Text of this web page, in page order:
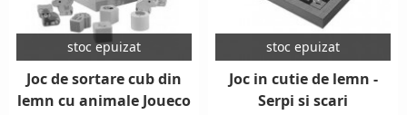
stoc epuizat
Joc de sortare cub din
lemn cu animale Joueco
stoc epuizat
Joc in cutie de lemn -
Serpi si scari